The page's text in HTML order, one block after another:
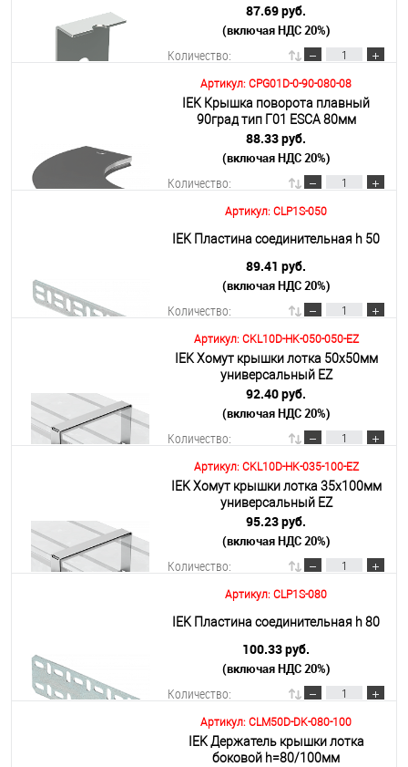
Подробнее
87.69 руб.
(включая НДС 20%)
Количество:
В корзину
Подробнее
Артикул: CPG01D-0-90-080-08
IEK Крышка поворота плавный
90град тип Г01 ESCA 80мм
88.33 руб.
(включая НДС 20%)
Количество:
В корзину
Подробнее
Артикул: CLP1S-050
IEK Пластина соединительная h 50
89.41 руб.
(включая НДС 20%)
Количество:
В корзину
Подробнее
Артикул: CKL10D-HK-050-050-EZ
IEK Хомут крышки лотка 50х50мм
универсальный EZ
92.40 руб.
(включая НДС 20%)
Количество:
В корзину
Подробнее
Артикул: CKL10D-HK-035-100-EZ
IEK Хомут крышки лотка 35х100мм
универсальный EZ
95.23 руб.
(включая НДС 20%)
Количество:
В корзину
Подробнее
Артикул: CLP1S-080
IEK Пластина соединительная h 80
100.33 руб.
(включая НДС 20%)
Количество:
В корзину
Артикул: CLM50D-DK-080-100
IEK Держатель крышки лотка
боковой h=80/100мм